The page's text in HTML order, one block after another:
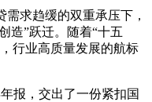
蓝海中国 新兵请入列
界杯 2026年冬奥会
求趋缓的双重承压下，
造”跃迁。随着“十五
行业高质量发展的航标
报，交出了一份紧扣国